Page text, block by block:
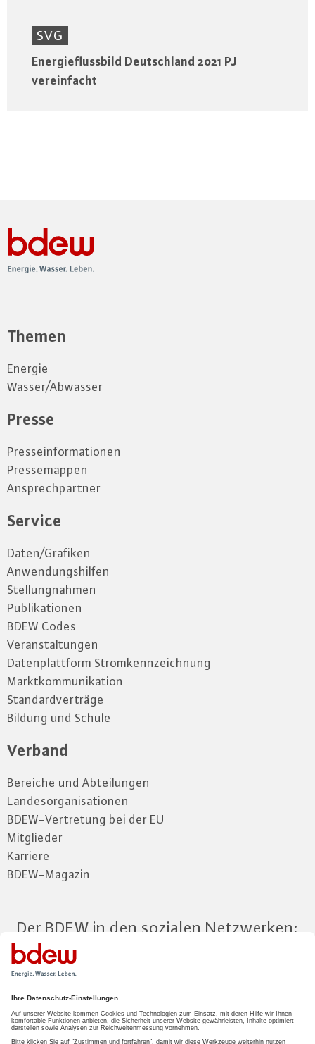
SVG
Energieflussbild Deutschland 2021 PJ
vereinfacht
Themen
Energie
Wasser/Abwasser
Presse
Presseinformationen
Pressemappen
Ansprechpartner
Service
Daten/Grafiken
Anwendungshilfen
Stellungnahmen
Publikationen
BDEW Codes
Veranstaltungen
Datenplattform Stromkennzeichnung
Marktkommunikation
Standardverträge
Bildung und Schule
Verband
Bereiche und Abteilungen
Landesorganisationen
BDEW-Vertretung bei der EU
Mitglieder
Karriere
BDEW-Magazin
Der BDEW in den sozialen Netzwerken:
Zum Mitgliederbereich